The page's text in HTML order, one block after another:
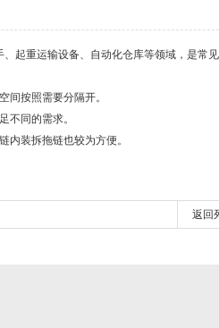
起重运输设备、自动化仓库等领域，是常
按照需要分隔开。
同的需求。
装拆拖链也较为方便。
返回